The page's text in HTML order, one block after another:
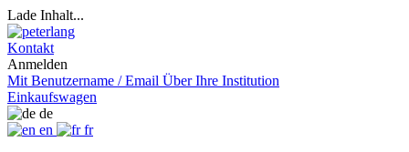
Lade Inhalt...
Kontakt
Anmelden
Mit Benutzername / Email Über Ihre Institution
Einkaufswagen
de
en
fr